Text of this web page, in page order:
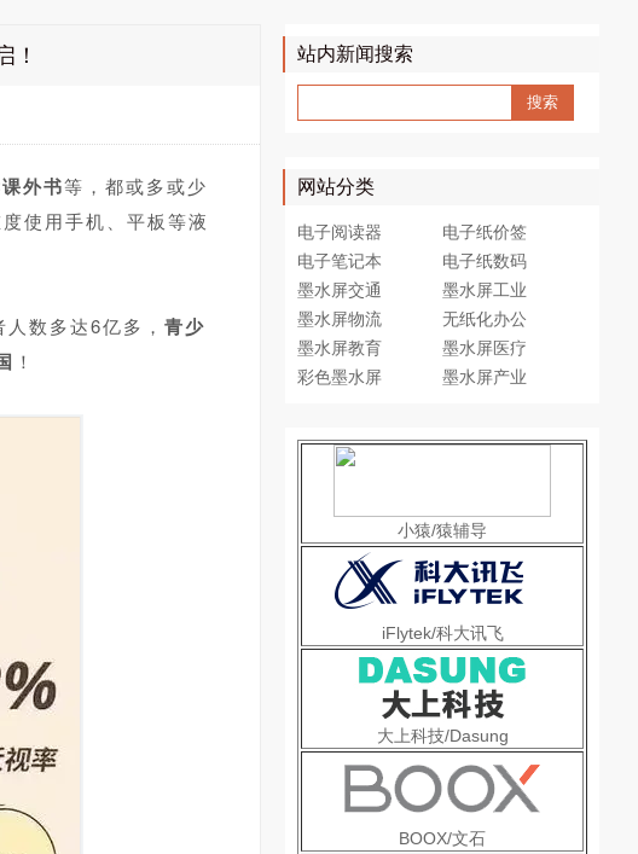
！
外书等，都或多或少
使用手机、平板等液
数多达6亿多， 青少
！
站内新闻搜索
网站分类
电子阅读器
电子纸价签
电子笔记本
电子纸数码
墨水屏交通
墨水屏工业
墨水屏物流
无纸化办公
墨水屏教育
墨水屏医疗
彩色墨水屏
墨水屏产业
小猿/猿辅导
iFlytek/科大讯飞
大上科技/Dasung
BOOX/文石